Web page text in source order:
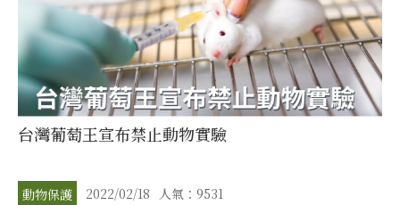
台灣葡萄王宣布禁止動物實驗
動物保護 2022/02/18 人氣：9531